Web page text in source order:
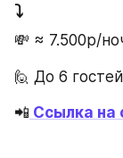
⤵️
💸 ≈ 7.500р/
🙋 До 6 гостей
📲 Ссылка на